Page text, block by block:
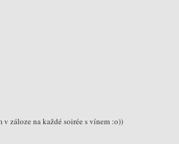
záloze na každé soirée s vínem :o))